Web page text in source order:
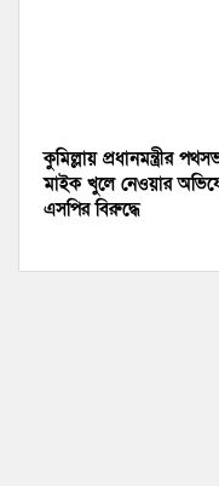
কুমিল্লায় প্রধানমন্ত্রীর
মাইক খুলে নেওয়ার
এসপির বিরুদ্ধে